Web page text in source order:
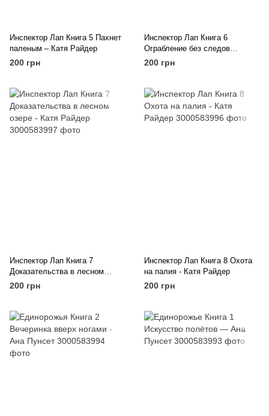
Инспектор Лап Книга 5 Пахнет
паленым – Катя Райдер
200 грн
Инспектор Лап Книга 6
Ограбление без следов
преступления - Катя Райдер
200 грн
Инспектор Лап Книга 7
Доказательства в лесном
озере - Катя Райдер
200 грн
Инспектор Лап Книга 8 Охота
на палия - Катя Райдер
200 грн